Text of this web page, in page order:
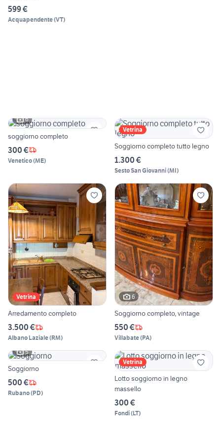
599 €
Acquapendente(VT)
6
soggiorno completo
300 €
Venetico(ME)
Vetrina
Soggiorno completo tutto legno
1.300 €
Sesto San Giovanni(MI)
Vetrina
Arredamento completo
3.500 €
Albano Laziale(RM)
6
Soggiorno completo, vintage
550 €
Villabate(PA)
5
Soggiorno
500 €
Rubano(PD)
Vetrina
Lotto soggiorno in legno
massello
300 €
Fondi(LT)